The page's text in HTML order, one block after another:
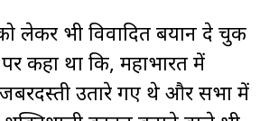
लेकर भी विवादित बयान दे चुकी
कहा था कि, महाभारत में
जबरदस्ती उतारे गए थे और सभा में